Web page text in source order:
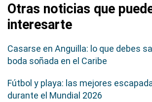
Otras noticias que
interesarte
Casarse en Anguilla: lo que debes
boda soñada en el Caribe
Fútbol y playa: las mejores
durante el Mundial 2026